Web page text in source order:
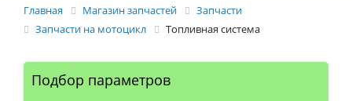
Главная Магазин запчастей
Запчасти
Запчасти на мотоцикл
Топливная система
Подбор параметров